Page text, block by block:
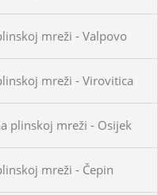
mreži - Valpovo
mreži - Virovitica
plinskoj mreži - Osijek
mreži - Čepin